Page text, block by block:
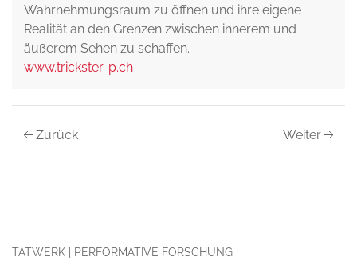
Wahrnehmungsraum zu öffnen und ihre eigene
Realität an den Grenzen zwischen innerem und
äußerem Sehen zu schaffen.
www.trickster-p.ch
Zurück Weiter
TATWERK | PERFORMATIVE FORSCHUNG